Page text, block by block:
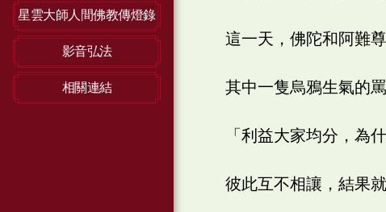
星雲大師人間佛教傳燈錄
影音弘法
相關連結
這一天，佛陀和阿難
其中一隻烏鴉生氣的
「利益大家均分，為
彼此互不相讓，結果就